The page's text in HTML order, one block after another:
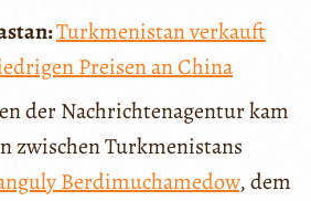
Turkmenistan verkauft
Preisen an China
der Nachrichtenagentur kam
zwischen Turkmenistans
Berdimuchamedow, dem